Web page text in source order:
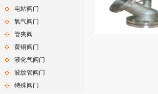
电站阀门
氧气阀门
管夹阀
黄铜阀门
液化气阀门
波纹管阀门
特殊阀门